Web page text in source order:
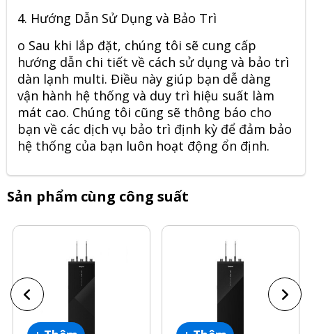
4. Hướng Dẫn Sử Dụng và Bảo Trì
o Sau khi lắp đặt, chúng tôi sẽ cung cấp
hướng dẫn chi tiết về cách sử dụng và bảo trì
dàn lạnh multi. Điều này giúp bạn dễ dàng
vận hành hệ thống và duy trì hiệu suất làm
mát cao. Chúng tôi cũng sẽ thông báo cho
bạn về các dịch vụ bảo trì định kỳ để đảm bảo
hệ thống của bạn luôn hoạt động ổn định.
Sản phẩm cùng công suất